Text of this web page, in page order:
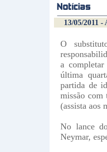
13/05/2011
O
a
última
partida de
missão
(assista aos
No lance
Neymar,